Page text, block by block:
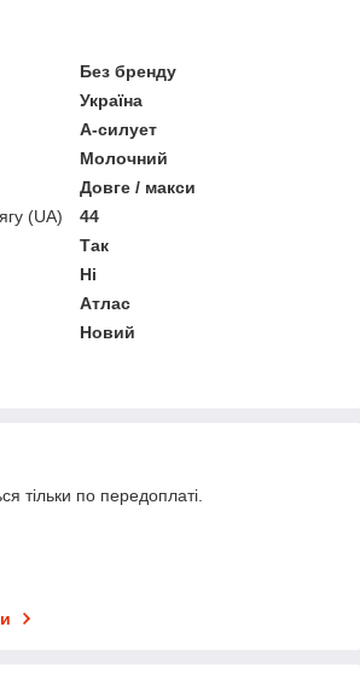
Без бренду
Україна
А-силует
Молочний
Довге / макси
(UA)
44
Так
Ні
Атлас
Новий
тільки по передоплаті.